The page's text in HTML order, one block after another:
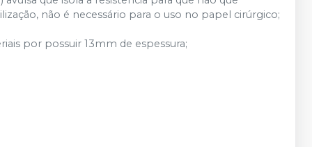
não é necessário para o uso no papel cirúrgico;
por possuir 13mm de espessura;